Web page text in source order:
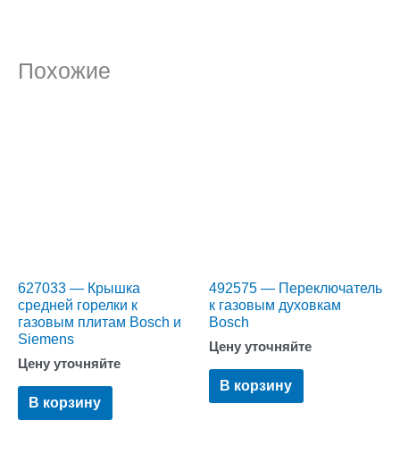
Похожие
627033 — Крышка
средней горелки к
газовым плитам Bosch и
Siemens
Цену уточняйте
В корзину
492575 — Переключатель
к газовым духовкам
Bosch
Цену уточняйте
В корзину